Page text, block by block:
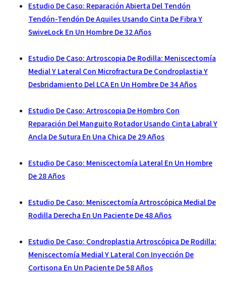
Estudio De Caso: Reparación Abierta Del Tendón
Tendón-Tendón De Aquiles Usando Cinta De Fibra Y
SwiveLock En Un Hombre De 32 Años
Estudio De Caso: Artroscopia De Rodilla: Meniscectomía
Medial Y Lateral Con Microfractura De Condroplastia Y
Desbridamiento Del LCA En Un Hombre De 34 Años
Estudio De Caso: Artroscopia De Hombro Con
Reparación Del Manguito Rotador Usando Cinta Labral Y
Ancla De Sutura En Una Chica De 29 Años
Estudio De Caso: Meniscectomía Lateral En Un Hombre
De 28 Años
Estudio De Caso: Meniscectomía Artroscópica Medial De
Rodilla Derecha En Un Paciente De 48 Años
Estudio De Caso: Condroplastia Artroscópica De Rodilla:
Meniscectomía Medial Y Lateral Con Inyección De
Cortisona En Un Paciente De 58 Años